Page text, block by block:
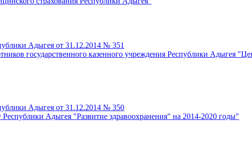
Адыгея от 31.12.2014 № 351
государственного казенного учреждения Республики Адыгея
Адыгея от 31.12.2014 № 350
Адыгея "Развитие здравоохранения" на 2014-2020 годы"